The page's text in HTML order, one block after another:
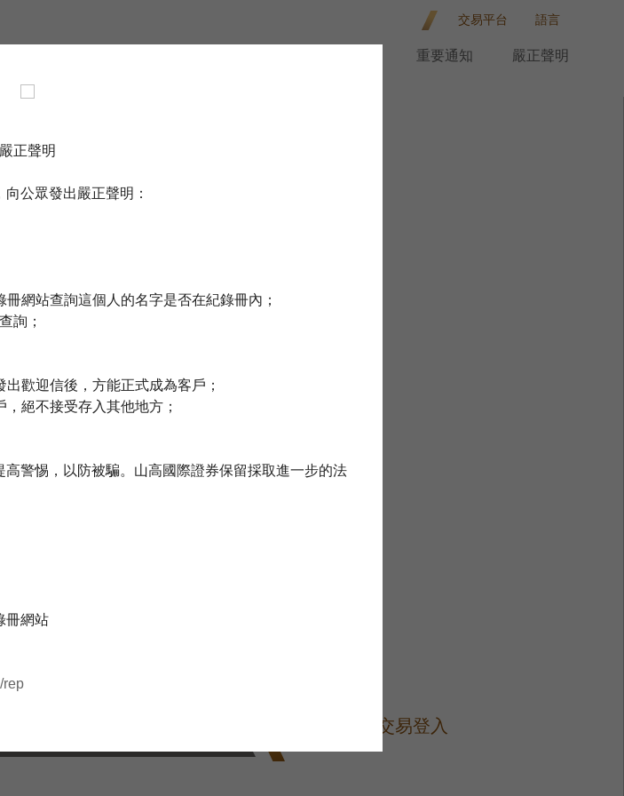
交易平台 語言
重要通知 嚴正聲明
網上交易登入
嚴正聲明
公眾發出嚴正聲明：
網站查詢這個人的名字是否在紀錄冊內；
詢；
歡迎信後，方能正式成為客戶；
絕不接受存入其他地方；
警惕，以防被騙。山高國際證券保留採取進一步的法
冊網站
rep